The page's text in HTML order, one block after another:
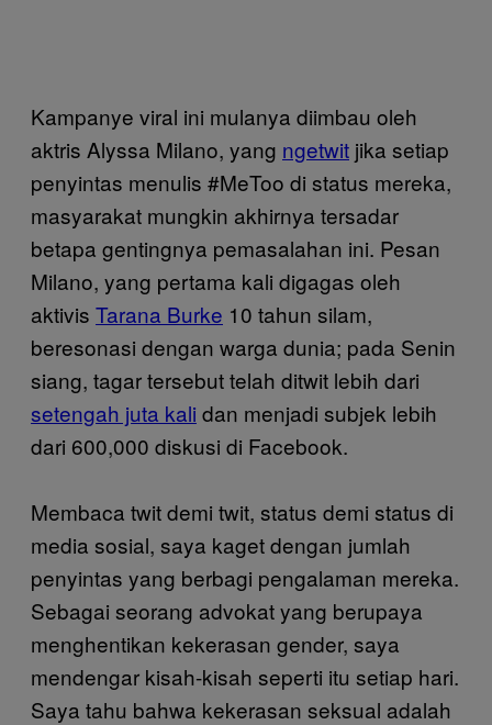
Kampanye viral ini mulanya diimbau oleh
aktris Alyssa Milano, yang ngetwit jika setiap
penyintas menulis #MeToo di status mereka,
masyarakat mungkin akhirnya tersadar
betapa gentingnya pemasalahan ini. Pesan
Milano, yang pertama kali digagas oleh
aktivis Tarana Burke 10 tahun silam,
beresonasi dengan warga dunia; pada Senin
siang, tagar tersebut telah ditwit lebih dari
setengah juta kali dan menjadi subjek lebih
dari 600,000 diskusi di Facebook.
Membaca twit demi twit, status demi status di
media sosial, saya kaget dengan jumlah
penyintas yang berbagi pengalaman mereka.
Sebagai seorang advokat yang berupaya
menghentikan kekerasan gender, saya
mendengar kisah-kisah seperti itu setiap hari.
Saya tahu bahwa kekerasan seksual adalah